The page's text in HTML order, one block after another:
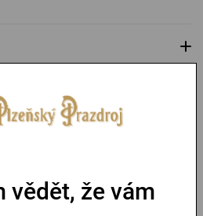
vědět, že vám